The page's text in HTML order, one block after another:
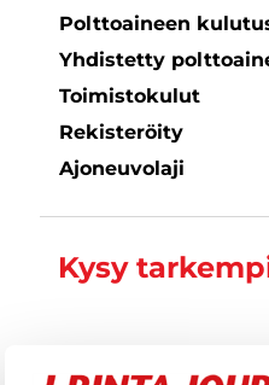
Polttoaineen
Yhdistetty
Toimistokulut
Rekisteröity
Ajoneuvolaji
Kysy
Jesse